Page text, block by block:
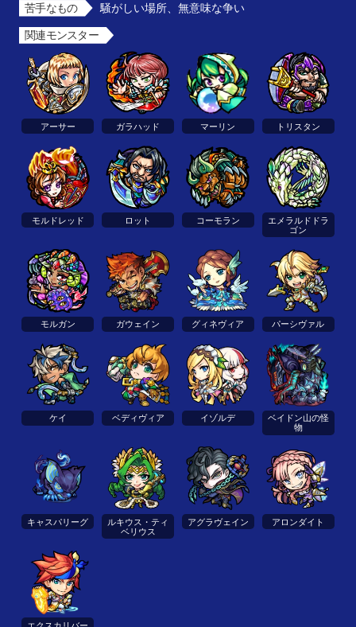
苦手なもの 騒がしい場所、無意味な争い
関連モンスター
アーサー ガラハッド マーリン トリスタン
モルドレッド ロット コーモラン
エメラルドドラ
ゴン
モルガン ガウェイン グィネヴィア パーシヴァル
ケイ ベディヴィア イゾルデ
ベイドン山の怪
物
キャスパリーグ
ルキウス・ティ
ベリウス
アグラヴェイン アロンダイト